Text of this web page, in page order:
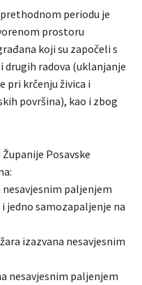
periodu je
prostoru
koji su započeli s
radova (uklanjanje
pri krčenju živica i
površina), kao i zbog
Posavske
nesavjesnim paljenjem
samozapaljenje na
izazvana nesavjesnim
nesavjesnim paljenjem